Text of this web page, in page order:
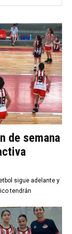
de semana
sigue adelante y
tendrán